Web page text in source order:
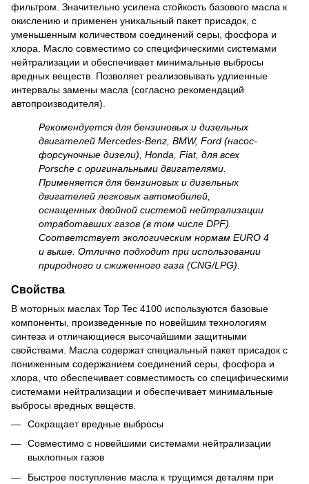
фильтром. Значительно усилена стойкость базового масла к
окислению и применен уникальный пакет присадок, с
уменьшенным количеством соединений серы, фосфора и
хлора. Масло совместимо со специфическими системами
нейтрализации и обеспечивает минимальные выбросы
вредных веществ. Позволяет реализовывать удлиенные
интервалы замены масла (согласно рекомендаций
автопроизводителя).
Рекомендуется для бензиновых и дизельных
двигателей Mercedes-Benz, BMW, Ford (насос-
форсуночные дизели), Honda, Fiat, для всех
Porsche с оригинальными двигателями.
Применяется для бензиновых и дизельных
двигателей легковых автомобилей,
оснащенных двойной системой нейтрализации
отработавших газов (в том числе DPF).
Cоответствует экологическим нормам EURO 4
и выше. Отлично подходит при использовании
природного и сжиженного газа (CNG/LPG).
Свойства
В моторных маслах Top Tec 4100 используются базовые
компоненты, произведенные по новейшим технологиям
синтеза и отличающиеся высочайшими защитными
свойствами. Масла содержат специальный пакет присадок с
пониженным содержанием соединений серы, фосфора и
хлора, что обеспечивает совместимость со специфическими
системами нейтрализации и обеспечивает минимальные
выбросы вредных веществ.
Сокращает вредные выбросы
Совместимо с новейшими системами нейтрализации
выхлопных газов
Быстрое поступление масла к трущимся деталям при